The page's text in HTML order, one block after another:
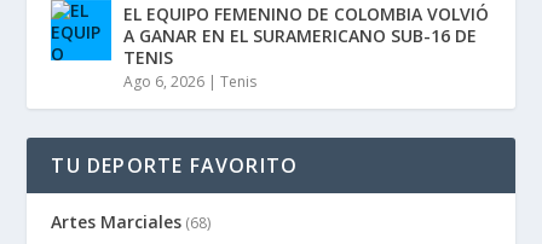
EL EQUIPO FEMENINO DE COLOMBIA VOLVIÓ
A GANAR EN EL SURAMERICANO SUB-16 DE
TENIS
Ago 6, 2026 |Tenis
TU DEPORTE FAVORITO
Artes Marciales (68)